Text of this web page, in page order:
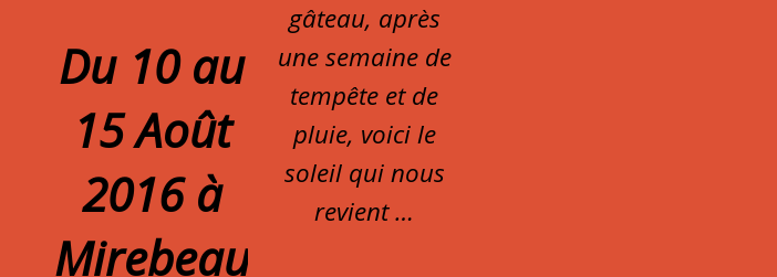
Du 10 au
15 Août
2016 à
Mirebeau
gâteau, après
une semaine de
tempête et de
pluie, voici le
soleil qui nous
revient …